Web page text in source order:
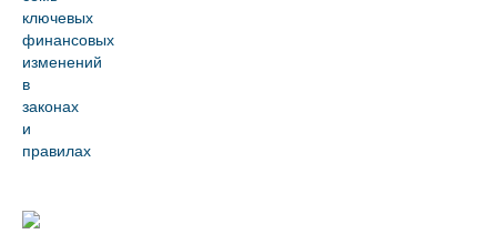
ключевых
финансовых
изменений
в
законах
и
правилах